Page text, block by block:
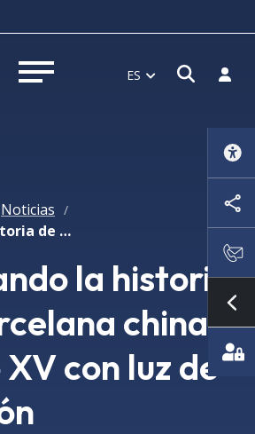
Abrir menú ES Abrir
Noticias /
Descifrando la historia de la porcelana china del siglo XV con luz de sincrotrón
la historia
china
con luz de